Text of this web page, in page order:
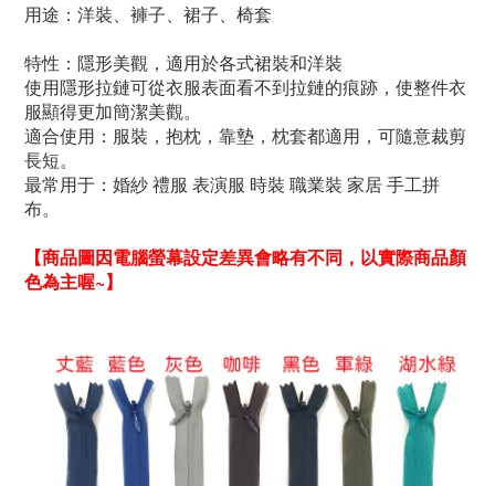
用途：洋裝、褲子、裙子、椅套
特性：隱形美觀，適用於各式裙裝和洋裝
使用隱形拉鏈可從衣服表面看不到拉鏈的痕跡，使整件衣
服顯得更加簡潔美觀。
適合使用：服裝，抱枕，靠墊，枕套都適用，可隨意裁剪
長短。
最常用于：婚紗 禮服 表演服 時裝 職業裝 家居 手工拼
布。
【商品圖因電腦螢幕設定差異會略有不同，以實際商品顏
色為主喔~】